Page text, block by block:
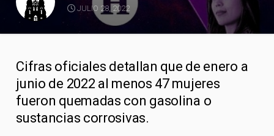
JULIO 28, 2022
Cifras oficiales detallan que de enero a
junio de 2022 al menos 47 mujeres
fueron quemadas con gasolina o
sustancias corrosivas.